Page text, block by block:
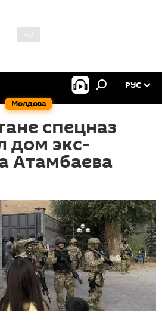
Молдова
РУС
спецназ
дом экс-
Атамбаева